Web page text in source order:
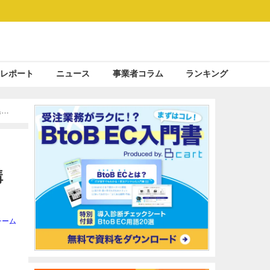
ポート ニュース 事業者コラム ランキング
ム